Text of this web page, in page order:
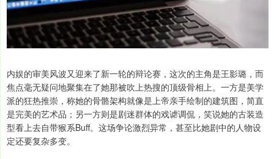
内娱的审美风波又迎来了新一轮的辩论赛，这次的主角是王影璐，而
焦点毫无疑问地聚集在了她那被吹上热搜的顶级骨相上。一方是美学
派的狂热推崇，称她的骨骼架构就像是上帝亲手绘制的建筑图，简直
是完美的艺术品；另一方则是剧迷群体的戏谑调侃，笑说她的古装造
型看上去自带猴系Buff。这场争论激烈异常，甚至比她剧中的人物设
定还要复杂多变。